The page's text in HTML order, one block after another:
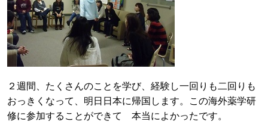
２週間、たくさんのことを学び、経験し一回りも二回りも
おっきくなって、明日日本に帰国します。この海外薬学研
修に参加することができて 本当によかったです。